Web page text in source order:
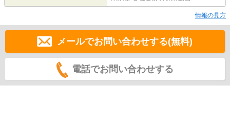
情報の見方
メールでお問い合わせする(無料)
電話でお問い合わせする